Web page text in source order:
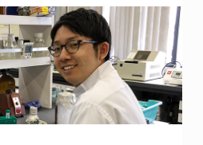
クショップ
ト
ンゼミナール
へ
地域・一般の方へ
の方へ